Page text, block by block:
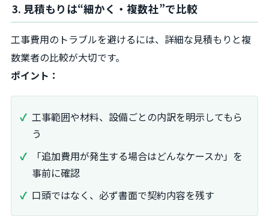
3. 見積もりは“細かく・複数社”で比較
工事費用のトラブルを避けるには、詳細な見積もりと複
数業者の比較が大切です。
ポイント：
工事範囲や材料、設備ごとの内訳を明示してもら
う
「追加費用が発生する場合はどんなケースか」を
事前に確認
口頭ではなく、必ず書面で契約内容を残す